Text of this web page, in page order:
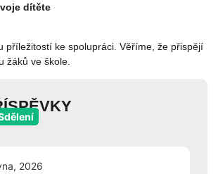
dítěte
příležitostí ke spolupráci. Věříme, že přispějí
žáků ve škole.
2026